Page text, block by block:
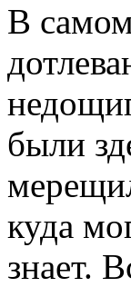
В
были
куда
знает.